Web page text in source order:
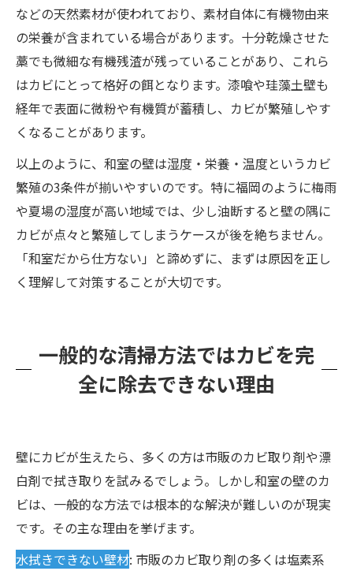
などの天然素材が使われており、素材自体に有機物由来
の栄養が含まれている場合があります。十分乾燥させた
藁でも微細な有機残渣が残っていることがあり、これら
はカビにとって格好の餌となります。漆喰や珪藻土壁も
経年で表面に微粉や有機質が蓄積し、カビが繁殖しやす
くなることがあります。
以上のように、和室の壁は湿度・栄養・温度というカビ
繁殖の3条件が揃いやすいのです。特に福岡のように梅雨
や夏場の湿度が高い地域では、少し油断すると壁の隅に
カビが点々と繁殖してしまうケースが後を絶ちません。
「和室だから仕方ない」と諦めずに、まずは原因を正し
く理解して対策することが大切です。
一般的な清掃方法ではカビを完
全に除去できない理由
壁にカビが生えたら、多くの方は市販のカビ取り剤や漂
白剤で拭き取りを試みるでしょう。しかし和室の壁のカ
ビは、一般的な方法では根本的な解決が難しいのが現実
です。その主な理由を挙げます。
水拭きできない壁材: 市販のカビ取り剤の多くは塩素系